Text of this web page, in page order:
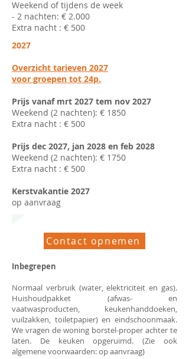
Weekend of tijdens de week
- 2 nachten: € 2.000
Extra nacht : € 500
2027
Overzicht tarieven 2027
voor groepen tot 24p.
Prijs vanaf mrt 2027 tem nov 2027
Weekend (2 nachten): € 1850
Extra nacht : € 500
Prijs dec 2027, jan 2028 en feb 2028
Weekend (2 nachten): € 1750
Extra nacht : € 500
Kerstvakantie 2027
op aanvraag
Contact opnemen
Inbegrepen
Normaal verbruik (water, elektriciteit en gas).
Huishoudpakket (afwas- en
vaatwasproducten, keukenhanddoeken,
vuilzakken, toiletpapier) en eindschoonmaak.
We vragen de woning borstel-proper achter te
laten. De keuken opgeruimd. (Zie ook
algemene voorwaarden: op aanvraag)